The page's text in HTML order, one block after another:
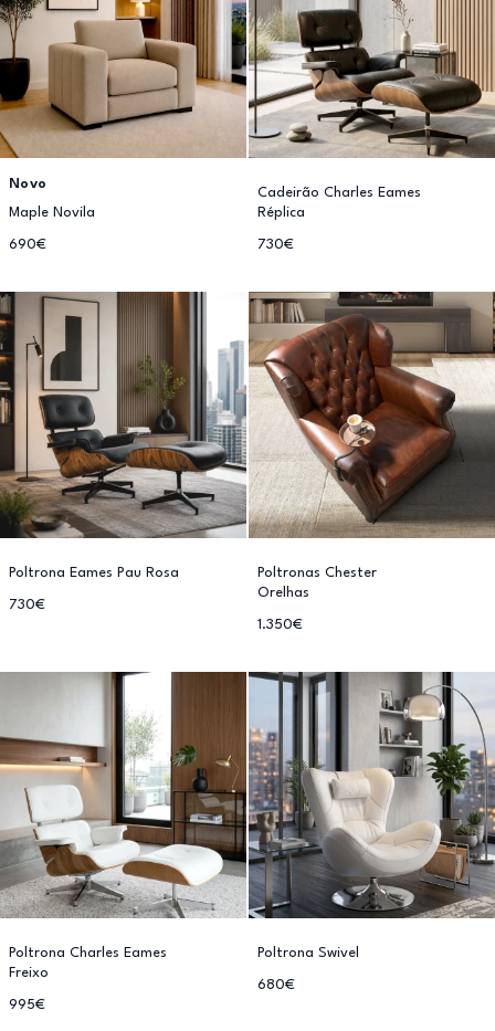
Novo
Maple Novila
690€
Cadeirão Charles Eames
Réplica
730€
Poltrona Eames Pau Rosa
730€
Poltronas Chester
Orelhas
1.350€
Poltrona Charles Eames
Freixo
995€
Poltrona Swivel
680€